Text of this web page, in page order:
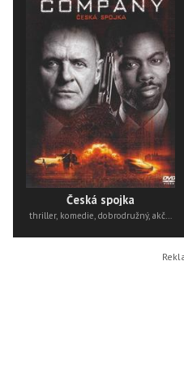
Česká spojka
thriller, komedie, dobrodružný, akční